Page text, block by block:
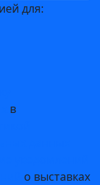
для:
в
о выставках